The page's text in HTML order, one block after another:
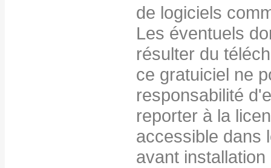
de logiciels
Les éventuels
résulter du
ce gratuiciel ne
responsabilité
reporter à la
accessible dans
avant